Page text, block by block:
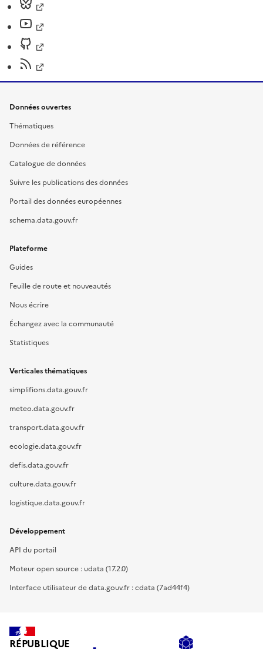
Données ouvertes
Thématiques
Données de référence
Catalogue de données
Suivre les publications des données
Portail des données européennes
schema.data.gouv.fr
Plateforme
Guides
Feuille de route et nouveautés
Nous écrire
Échangez avec la communauté
Statistiques
Verticales thématiques
simplifions.data.gouv.fr
meteo.data.gouv.fr
transport.data.gouv.fr
ecologie.data.gouv.fr
defis.data.gouv.fr
culture.data.gouv.fr
logistique.data.gouv.fr
Développement
API du portail
Moteur open source : udata (17.2.0)
Interface utilisateur de data.gouv.fr : cdata (7ad44f4)
RÉPUBLIQUE